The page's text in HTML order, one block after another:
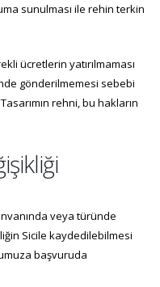
sunulması ile rehin terkin
ücretlerin yatırılmaması
gönderilmemesi sebebi
rehni, bu hakların
veya türünde
Sicile kaydedilebilmesi
başvuruda